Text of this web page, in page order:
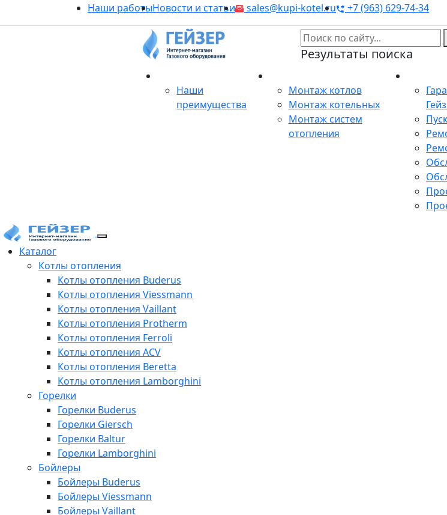
Наши работыНовости и статьи sales@kupi-kotel.ru +7 (963) 629-74-34
Результаты поиска
Наши
преимущества
Монтаж котлов
Монтаж котельных
Монтаж систем
отопления
Каталог
Котлы отопления
Котлы отопления Buderus
Котлы отопления Viessmann
Котлы отопления Vaillant
Котлы отопления Protherm
Котлы отопления Ferroli
Котлы отопления ACV
Котлы отопления Beretta
Котлы отопления Lamborghini
Горелки
Горелки Buderus
Горелки Giersch
Горелки Baltur
Горелки Lamborghini
Бойлеры
Бойлеры Buderus
Бойлеры Viessmann
Бойлеры Vaillant